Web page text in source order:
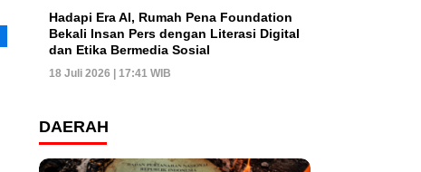
Hadapi Era AI, Rumah Pena Foundation
Bekali Insan Pers dengan Literasi Digital
dan Etika Bermedia Sosial
18 Juli 2026 | 17:41 WIB
DAERAH